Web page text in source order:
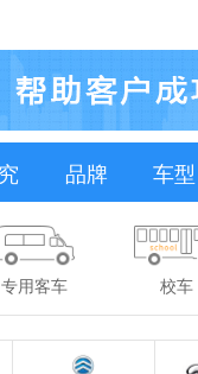
品牌 车型
专用客车 校车